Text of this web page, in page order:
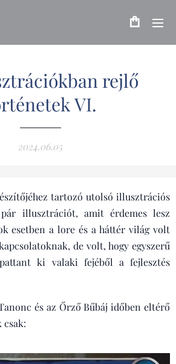
rejlő
VI.
2024.06.05
tartozó utolsó illusztrációs
illusztrációt, amit érdemes lesz
esetben a lore és a háttér világ volt
de volt, hogy egyszerű
ki valaki fejéből a fejlesztés
és az Őrző Bűbáj időben eltérő
csak: